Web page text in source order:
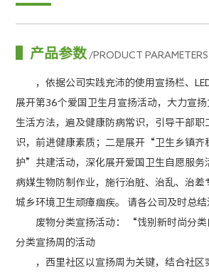
产品参数 /PRODUCT PARAMETERS
，依据公司实践充沛的使用宣扬栏、
展开第36个爱国卫生月宣扬活动，大力宣
生活方法，遍及健康防病常识，引导干部职
识，前进健康素质；二是展开“卫生乡镇齐
护”共建活动，深化展开爱国卫生自愿服务
病媒生物防制作业，施行治脏、治乱、治差
城乡环境卫生顽瘴痼疾。 请各公司及时总结
废物分类宣扬活动： “饯别新时尚分类
分类宣扬周的活动
，西里社区以宣扬周为关键，结合社区